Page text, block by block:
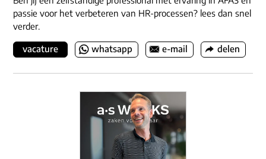
passie voor het verbeteren van HR-processen? lees dan snel
verder.
vacature whatsapp e-mail delen